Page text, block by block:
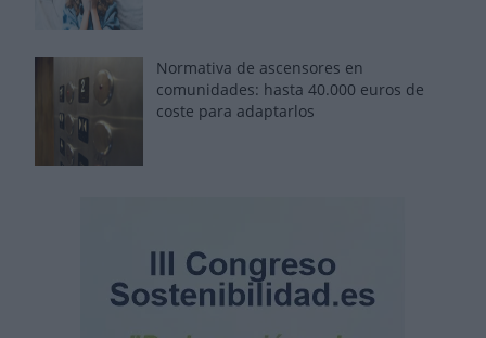
Normativa de ascensores en
comunidades: hasta 40.000 euros de
coste para adaptarlos